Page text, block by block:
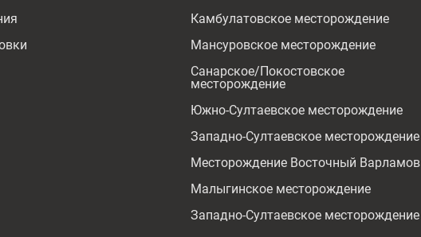
Камбулатовское месторождение
Мансуровское месторождение
Санарское/Покостовское
месторождение
Южно-Султаевское месторождение
Западно-Султаевское месторождение
Месторождение Восточный Варламов
Малыгинское месторождение
Западно-Султаевское месторождение